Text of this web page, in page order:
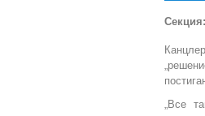
Секция:
„Все